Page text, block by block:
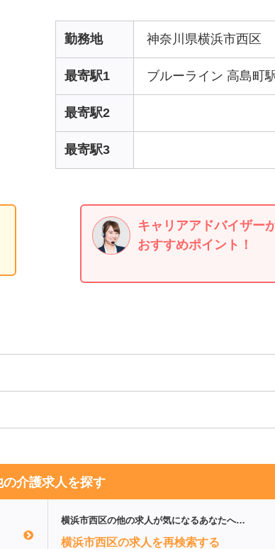
勤務地 神奈川県横浜市西区
最寄駅1 ブルーライン 高島町
最寄駅2
最寄駅3
キャリアアドバイザー
おすすめポイント！
の介護求人を探す
横浜市西区の他の求人が気になるあなたへ…
横浜市西区の求人を再検索する